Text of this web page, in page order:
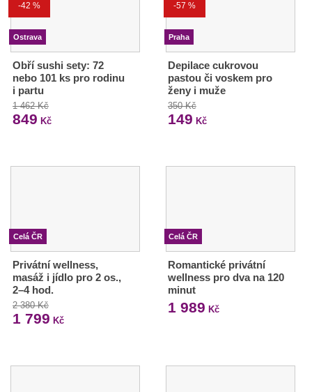
-42 %
Ostrava
Obří sushi sety: 72
nebo 101 ks pro rodinu
i partu
1 462 Kč
849 Kč
-57 %
Praha
Depilace cukrovou
pastou či voskem pro
ženy i muže
350 Kč
149 Kč
Celá ČR
Privátní wellness,
masáž i jídlo pro 2 os.,
2–4 hod.
2 380 Kč
1 799 Kč
Celá ČR
Romantické privátní
wellness pro dva na 120
minut
1 989 Kč